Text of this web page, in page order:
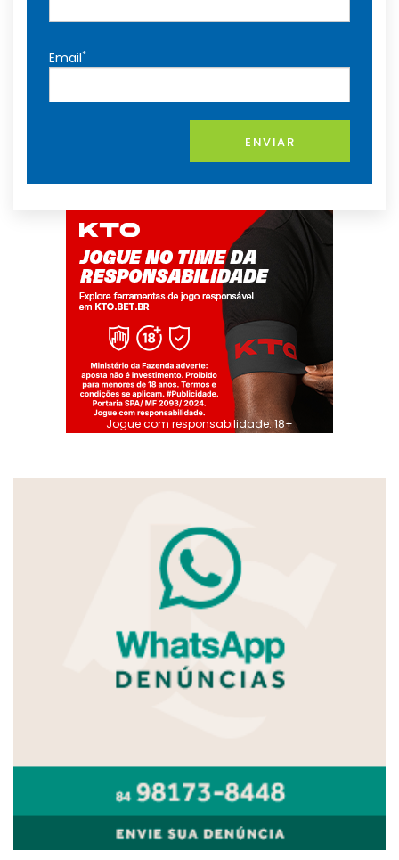
Email*
ENVIAR
Jogue com responsabilidade. 18+